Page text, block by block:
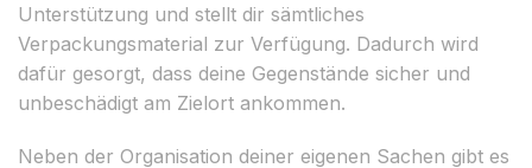
Unterstützung und stellt dir sämtliches
Verpackungsmaterial zur Verfügung. Dadurch wird
dafür gesorgt, dass deine Gegenstände sicher und
unbeschädigt am Zielort ankommen.
Neben der Organisation deiner eigenen Sachen gibt es